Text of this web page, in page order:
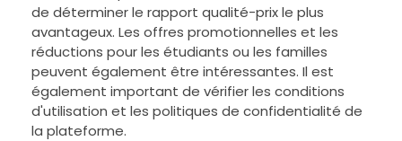
de déterminer le rapport qualité-prix le plus
avantageux. Les offres promotionnelles et les
réductions pour les étudiants ou les familles
peuvent également être intéressantes. Il est
également important de vérifier les conditions
d'utilisation et les politiques de confidentialité de
la plateforme.